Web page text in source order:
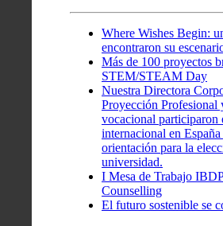
Where Wishes Begin:
encontraron su
Más de 100 proyectos
STEM/STEAM Day
Nuestra Directora
Proyección Profesional
vocacional participaron
internacional en
orientación para la
universidad.
I Mesa de Trabajo
Counselling
El futuro sostenible se